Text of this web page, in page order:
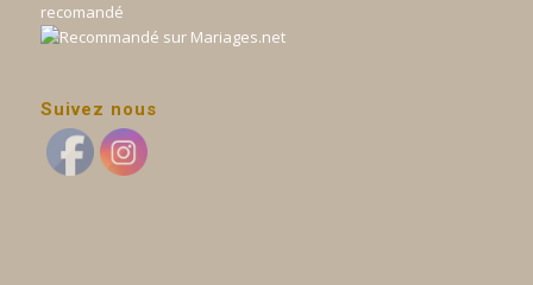
Suivez nous